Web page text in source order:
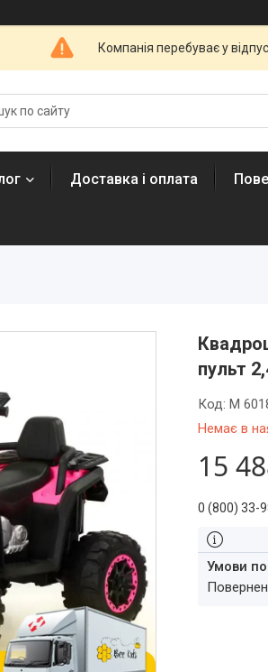
Компанія перебуває у
Доставка і оплата
пульт
Немає в
Код: M
15
0 (800) 33-